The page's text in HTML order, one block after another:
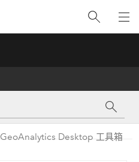
GeoAnalytics Desktop 工具箱